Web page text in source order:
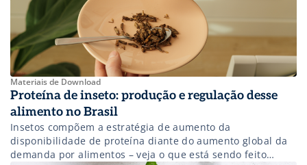
Materiais de Download
Proteína de inseto: produção e regulação desse
alimento no Brasil
Insetos compõem a estratégia de aumento da
disponibilidade de proteína diante do aumento global da
demanda por alimentos – veja o que está sendo feito